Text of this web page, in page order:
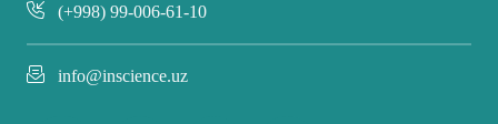
(+998) 99-006-61-10
info@inscience.uz